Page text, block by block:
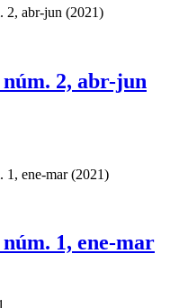
2, abr-jun
1, ene-mar